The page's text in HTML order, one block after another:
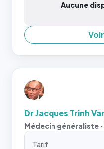
Aucune
Dr Jacques Trinh
Médecin généraliste ·
Tarif